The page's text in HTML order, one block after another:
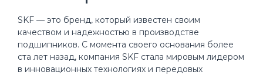
SKF — это бренд, который известен своим
качеством и надежностью в производстве
подшипников. С момента своего основания более
ста лет назад, компания SKF стала мировым лидером
в инновационных технологиях и передовых